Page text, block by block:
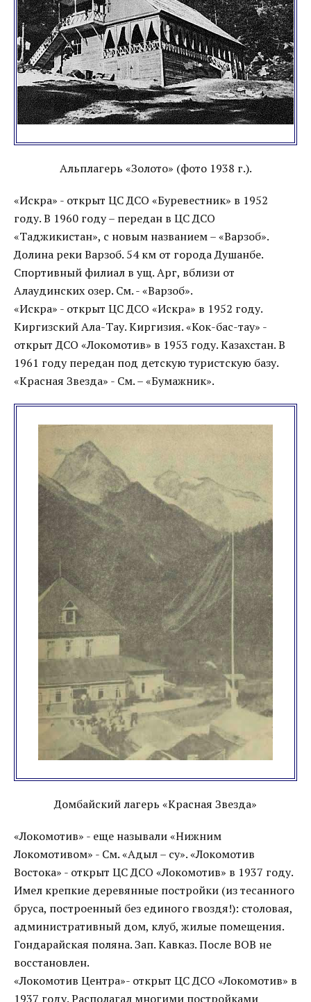
Альплагерь «Золото» (фото 1938 г.).
«Искра» - открыт ЦС ДСО «Буревестник» в 1952
году. В 1960 году – передан в ЦС ДСО
«Таджикистан», с новым названием – «Варзоб».
Долина реки Варзоб. 54 км от города Душанбе.
Спортивный филиал в ущ. Арг, вблизи от
Алаудинских озер. См. - «Варзоб».
«Искра» - открыт ЦС ДСО «Искра» в 1952 году.
Киргизский Ала-Тау. Киргизия. «Кок-бас-тау» -
открыт ДСО «Локомотив» в 1953 году. Казахстан. В
1961 году передан под детскую туристскую базу.
«Красная Звезда» - См. – «Бумажник».
Домбайский лагерь «Красная Звезда»
«Локомотив» - еще называли «Нижним
Локомотивом» - См. «Адыл – су». «Локомотив
Востока» - открыт ЦС ДСО «Локомотив» в 1937 году.
Имел крепкие деревянные постройки (из тесанного
бруса, построенный без единого гвоздя!): столовая,
административный дом, клуб, жилые помещения.
Гондарайская поляна. Зап. Кавказ. После ВОВ не
восстановлен.
«Локомотив Центра»- открыт ЦС ДСО «Локомотив» в
1937 году. Располагал многими постройками